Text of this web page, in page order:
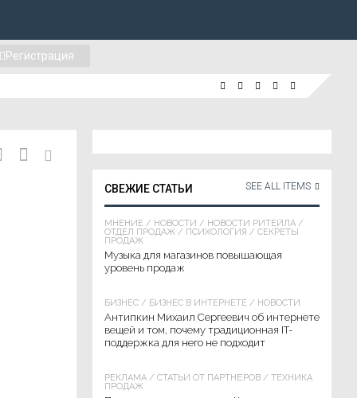
Регистрация
СВЕЖИЕ СТАТЬИ SEE ALL ITEMS
МНЕНИЕ / НОВОСТИ / НОВОСТИ РИТЕЙЛА /
ОТДЕЛ ПРОДАЖ / ПСИХОЛОГИЯ / СЕКРЕТЫ
ПРОДАЖ
Музыка для магазинов повышающая
уровень продаж
БИЗНЕС / БИЗНЕС В ИНТЕРНЕТЕ / НОВОСТИ
Антипкин Михаил Сергеевич об интернете
вещей и том, почему традиционная IT-
поддержка для него не подходит
РЕКЛАМА / СТАТЬИ ОТ ПАРТНЁРОВ / ТЕХНИКА
ПРОДАЖ